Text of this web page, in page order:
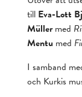
till Eva-Lott
Müllermed
Mentu med
I samband
och Kurkis